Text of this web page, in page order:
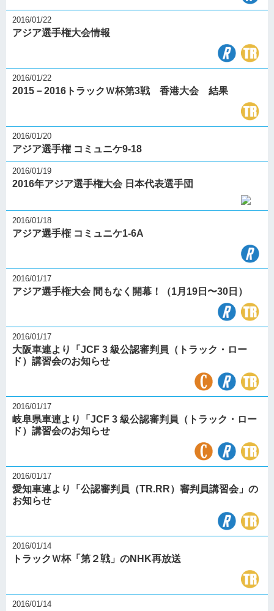
2016/01/22
アジア選手権大会情報
2016/01/22
2015－2016トラックＷ杯第3戦 香港大会 結果
2016/01/20
アジア選手権 コミュニケ9-18
2016/01/19
2016年アジア選手権大会 日本代表選手団
2016/01/18
アジア選手権 コミュニケ1-6A
2016/01/17
アジア選手権大会 間もなく開幕！（1月19日〜30日）
2016/01/17
大阪車連より「JCF 3 級公認審判員（トラック・ロー
ド）講習会のお知らせ
2016/01/17
岐阜県車連より「JCF 3 級公認審判員（トラック・ロー
ド）講習会のお知らせ
2016/01/17
愛知車連より「公認審判員（TR.RR）審判員講習会」の
お知らせ
2016/01/14
トラックＷ杯「第２戦」のNHK再放送
2016/01/14